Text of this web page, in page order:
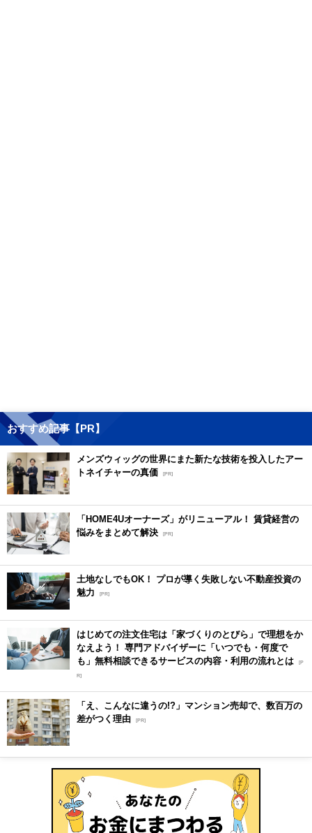
おすすめ記事【PR】
メンズウィッグの世界にまた新たな技術を投入したアー
トネイチャーの真価 [PR]
「HOME4Uオーナーズ」がリニューアル！ 賃貸経営の
悩みをまとめて解決 [PR]
土地なしでもOK！ プロが導く失敗しない不動産投資の
魅力
[PR]
はじめての注文住宅は「家づくりのとびら」で理想をか
なえよう！ 専門アドバイザーに「いつでも・何度で
も」無料相談できるサービスの内容・利用の流れとは [P
R]
「え、こんなに違うの!?」マンション売却で、数百万の
差がつく理由 [PR]